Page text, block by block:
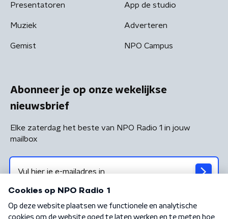
Presentatoren
Muziek
Gemist
App de studio
Adverteren
NPO Campus
Abonneer je op onze wekelijkse
nieuwsbrief
Elke zaterdag het beste van NPO Radio 1 in jouw
mailbox